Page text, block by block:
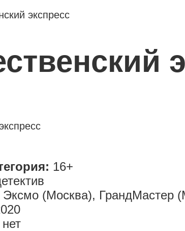
экспресс
16+
Эксмо (Москва), ГрандМастер
нет